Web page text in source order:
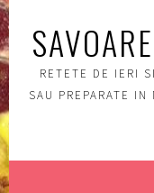
RETETE DE IERI
SAU PREPARATE